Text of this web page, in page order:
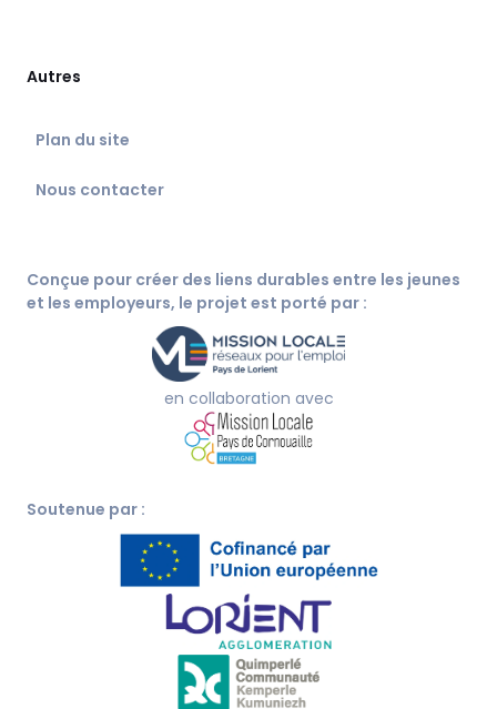
Autres
Plan du site
Nous contacter
Conçue pour créer des liens durables entre les jeunes
et les employeurs, le projet est porté par :
en collaboration avec
Soutenue par :